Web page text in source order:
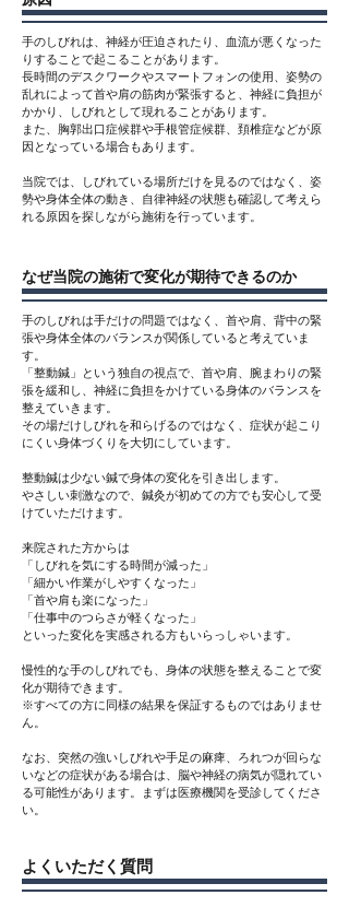
手のしびれは、神経が圧迫されたり、血流が悪くなった
りすることで起こることがあります。
長時間のデスクワークやスマートフォンの使用、姿勢の
乱れによって首や肩の筋肉が緊張すると、神経に負担が
かかり、しびれとして現れることがあります。
また、胸郭出口症候群や手根管症候群、頚椎症などが原
因となっている場合もあります。
当院では、しびれている場所だけを見るのではなく、姿
勢や身体全体の動き、自律神経の状態も確認して考えら
れる原因を探しながら施術を行っています。
​なぜ当院の施術で変化が期待できるのか
手のしびれは手だけの問題ではなく、首や肩、背中の緊
張や身体全体のバランスが関係していると考えていま
す。
「整動鍼」という独自の視点で、 首や肩、腕まわりの緊
張を緩和し、神経に負担をかけている身体のバランスを
整えていきます。
その場だけしびれを和らげるのではなく、症状が起こり
にくい身体づくりを大切にしています。
整動鍼は少ない鍼で身体の変化を引き出します。
やさしい刺激なので、鍼灸が初めての方でも安心して受
けていただけます。
来院された方からは
「しびれを気にする時間が減った」
「細かい作業がしやすくなった」
「首や肩も楽になった」
「仕事中のつらさが軽くなった」
といった変化を実感される方もいらっしゃいます。
慢性的な手のしびれでも、身体の状態を整えることで変
化が期待できます。
※すべての方に同様の結果を保証するものではありませ
ん。
なお、突然の強いしびれや手足の麻痺、ろれつが回らな
いなどの症状がある場合は、脳や神経の病気が隠れてい
る可能性があります。まずは医療機関を受診してくださ
い。
よくいただく質問